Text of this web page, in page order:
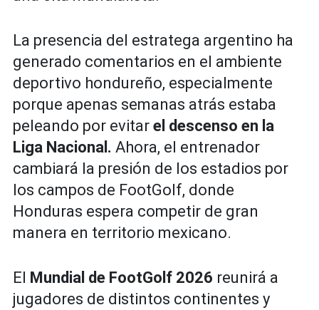
La presencia del estratega argentino ha
generado comentarios en el ambiente
deportivo hondureño, especialmente
porque apenas semanas atrás estaba
peleando por evitar el descenso en la
Liga Nacional. Ahora, el entrenador
cambiará la presión de los estadios por
los campos de FootGolf, donde
Honduras espera competir de gran
manera en territorio mexicano.
El Mundial de FootGolf 2026 reunirá a
jugadores de distintos continentes y